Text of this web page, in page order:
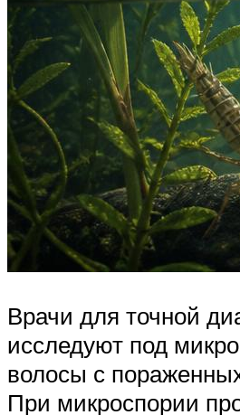
Врачи для точной
исследуют под
волосы с
При микроспории